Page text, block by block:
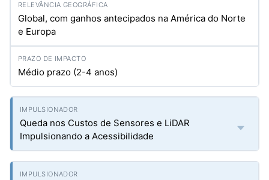
Global, com ganhos antecipados na América do Norte
e Europa
Médio prazo (2-4 anos)
Queda nos Custos de Sensores e LiDAR
Impulsionando a Acessibilidade